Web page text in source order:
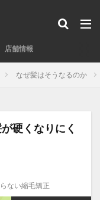
店舗情報
なぜ髪はそうなるのか
硬くなりにく
ない縮毛矯正
fail
fail